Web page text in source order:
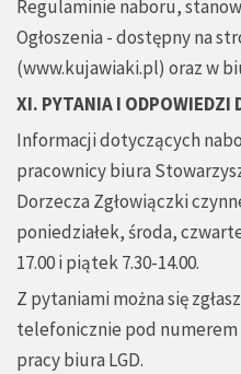
Regulaminie naboru,
Ogłoszenia - dostępny na
(www.kujawiaki.pl) oraz w
XI. PYTANIA I ODPOWIEDZI
Informacji dotyczących
pracownicy biura
Dorzecza Zgłowiączki
poniedziałek, środa,
17.00 i piątek 7.30-14.00.
Z pytaniami można się
telefonicznie pod numerem
pracy biura LGD.